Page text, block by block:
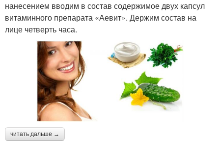
нанесением вводим в состав содержимое двух капсул
витаминного препарата «Аевит». Держим состав на
лице четверть часа.
читать дальше →